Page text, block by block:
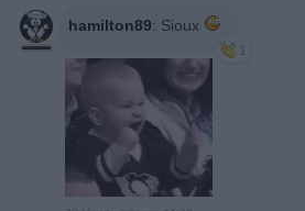
hamilton89: Sioux
1